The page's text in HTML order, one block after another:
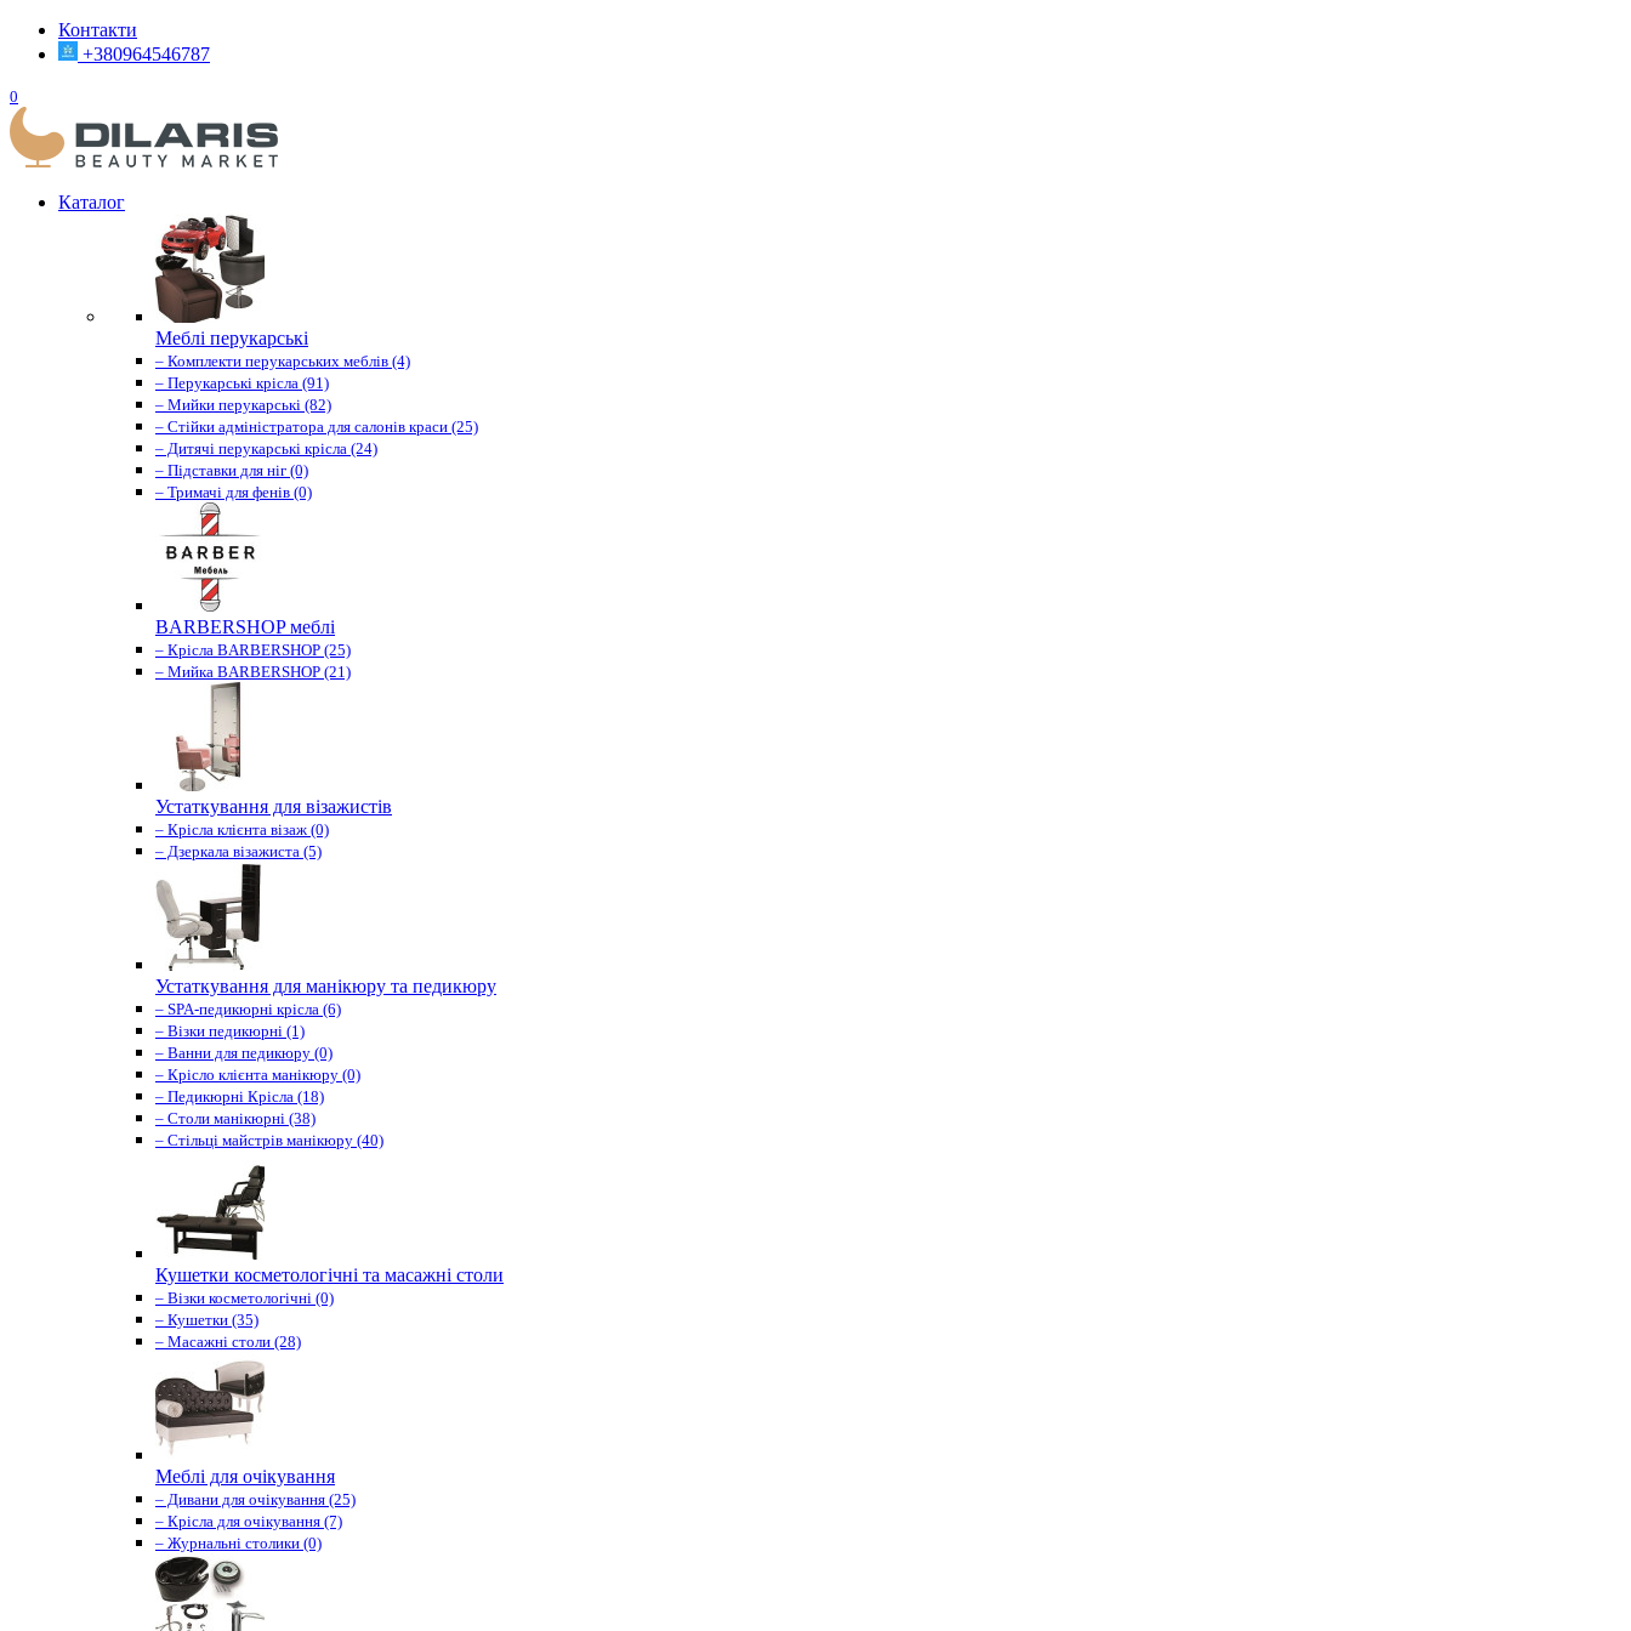
Контакти
+380964546787
0
Каталог
Меблі перукарські
– Комплекти перукарських меблів (4)
– Перукарські крісла (91)
– Мийки перукарські (82)
– Стійки адміністратора для салонів краси (25)
– Дитячі перукарські крісла (24)
– Підставки для ніг (0)
– Тримачі для фенів (0)
BARBERSHOP меблі
– Крісла BARBERSHOP (25)
– Мийка BARBERSHOP (21)
Устаткування для візажистів
– Крісла клієнта візаж (0)
– Дзеркала візажиста (5)
Устаткування для манікюру та педикюру
– SPA-педикюрні крісла (6)
– Візки педикюрні (1)
– Ванни для педикюру (0)
– Крісло клієнта манікюру (0)
– Педикюрні Крісла (18)
– Столи манікюрні (38)
– Стільці майстрів манікюру (40)
Кушетки косметологічні та масажні столи
– Візки косметологічні (0)
– Кушетки (35)
– Масажні столи (28)
Меблі для очікування
– Дивани для очікування (25)
– Крісла для очікування (7)
– Журнальні столики (0)